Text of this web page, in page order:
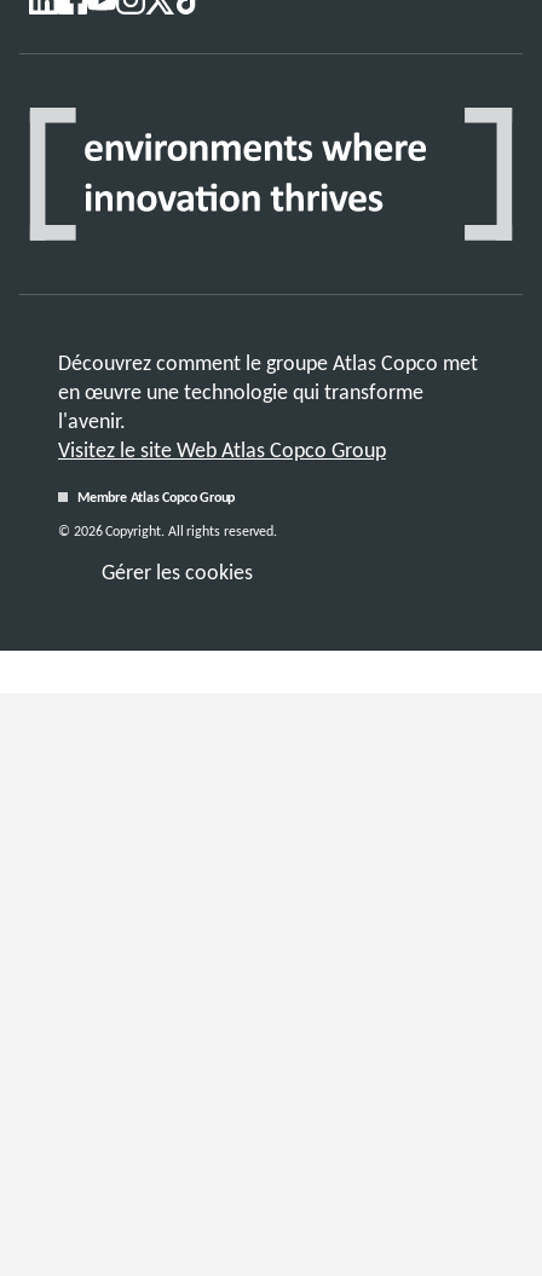
Découvrez comment le groupe Atlas Copco met
en œuvre une technologie qui transforme
l'avenir.
Visitez le site Web Atlas Copco Group
Membre Atlas Copco Group
Gérer les cookies
© 2026 Copyright. All rights reserved.